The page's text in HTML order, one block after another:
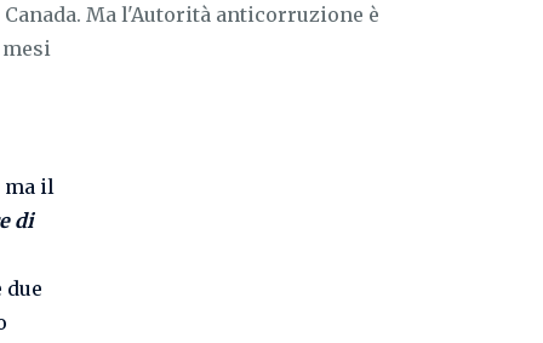
Ma l'Autorità anticorruzione è
ma il
di
due